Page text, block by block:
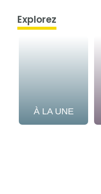
Explorez
À LA UNE